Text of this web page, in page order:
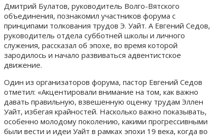
Дмитрий Булатов, руководитель Волго-Вятского
объединения, познакомил участников форума с
принципами толкования трудов Э. Уайт. А Евгений Седов,
руководитель отдела субботней школы и личного
служения, рассказал об эпохе, во время которой
зародилось и начало развиваться адвентистское
движение.
Один из организаторов форума, пастор Евгений Седов
отметил: «Акцентировали внимание на том, как важно
давать правильную, взвешенную оценку трудам Эллен
Уайт, избегая крайностей. Насколько важно показывать,
особенно молодому поколению, какими прогрессивными
были вести и идеи Уайт в рамках эпохи 19 века, когда во